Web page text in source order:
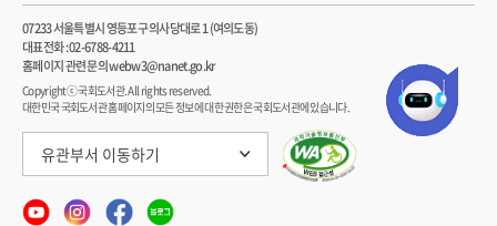
4.2. 384万円の「虛構」=66
4.3. 生活扶助基準額=68
5. 應益負擔原則の不成立=68
第6章 民法と稅法が共有する領域の解釋態度=72
1. 市民法秩序と稅法=72
2. 借用槪念と稅法解釋=72
07233 서울특별시 영등포구 의사당대로 1 (여의도동)
대표전화 : 02-6788-4211
홈페이지 관련 문의 webw3@nanet.go.kr
Copyrightⓒ 국회도서관. All rights reserved.
대한민국 국회도서관 홈페이지의 모든 정보에 대한 권한은 국회도서관에 있습니다.
유관부서 이동하기